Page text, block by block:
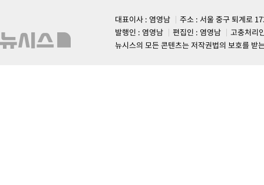
대표이사 : 염영남
주소 : 서울 중구 퇴계로
발행인 : 염영남
편집인 : 염영남
고충처리
뉴시스의 모든 콘텐츠는 저작권법의 보호를